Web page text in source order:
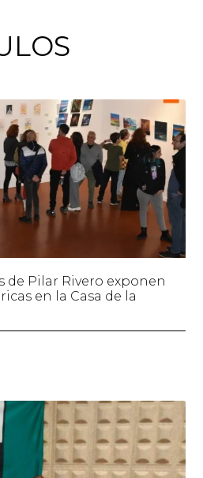
de Pilar Rivero exponen
en la Casa de la